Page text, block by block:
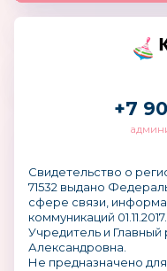
+7
Свидетельство о
71532 выдано
сфере связи,
коммуникаций 01.11.2017.
Учредитель и
Александровна.
Не предназначено